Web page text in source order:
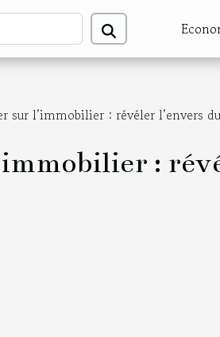
sur l’immobilier : révéler l’envers
: